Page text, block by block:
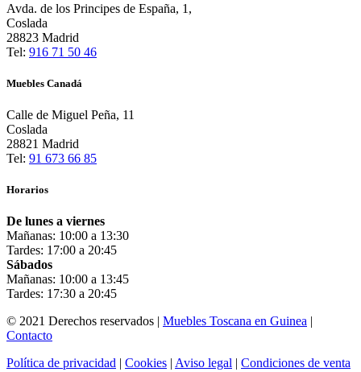
Avda. de los Principes de España, 1,
Coslada
28823 Madrid
Tel: 916 71 50 46
Muebles Canadá
Calle de Miguel Peña, 11
Coslada
28821 Madrid
Tel: 91 673 66 85
Horarios
De lunes a viernes
Mañanas: 10:00 a 13:30
Tardes: 17:00 a 20:45
Sábados
Mañanas: 10:00 a 13:45
Tardes: 17:30 a 20:45
© 2021 Derechos reservados | Muebles Toscana en Guinea |
Contacto
Política de privacidad | Cookies | Aviso legal | Condiciones de venta